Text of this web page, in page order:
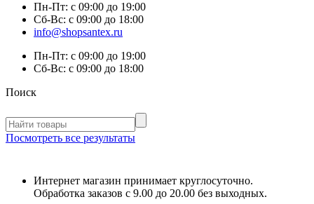
Пн-Пт: с 09:00 до 19:00
Сб-Вс: с 09:00 до 18:00
info@shopsantex.ru
Пн-Пт: с 09:00 до 19:00
Сб-Вс: с 09:00 до 18:00
Поиск
Посмотреть все результаты
Интернет магазин принимает круглосуточно.
Обработка заказов с 9.00 до 20.00 без выходных.